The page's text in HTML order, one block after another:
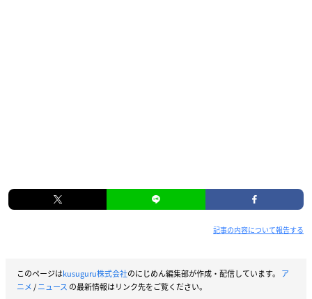
記事の内容について報告する
このページはkusuguru株式会社のにじめん編集部が作成・配信しています。 ア
ニメ/ニュース の最新情報はリンク先をご覧ください。